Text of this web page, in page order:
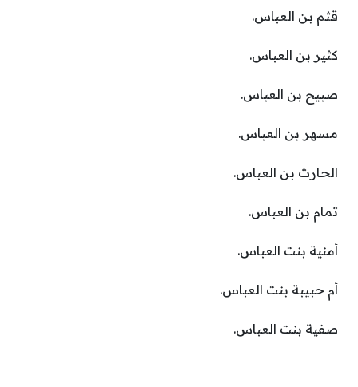
قثم بن العباس.
كثير بن العباس.
صبيح بن العباس.
مسهر بن العباس.
الحارث بن العباس.
تمام بن العباس.
أمنية بنت العباس.
أم حبيبة بنت العباس.
صفية بنت العباس.